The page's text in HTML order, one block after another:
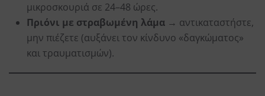
μικροσκουριά σε 24–48 ώρες.
Πριόνι με στραβωμένη λάμα → αντικαταστήστε,
μην πιέζετε (αυξάνει τον κίνδυνο «δαγκώματος»
και τραυματισμών).